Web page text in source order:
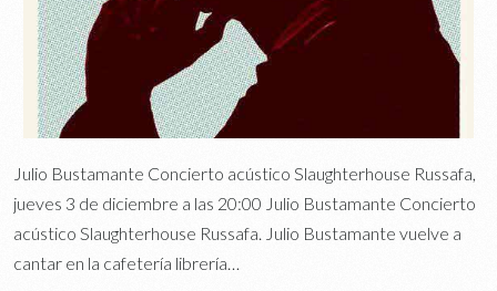
Julio Bustamante Concierto acústico Slaughterhouse Russafa,
jueves 3 de diciembre a las 20:00 Julio Bustamante Concierto
acústico Slaughterhouse Russafa. Julio Bustamante vuelve a
cantar en la cafetería librería…